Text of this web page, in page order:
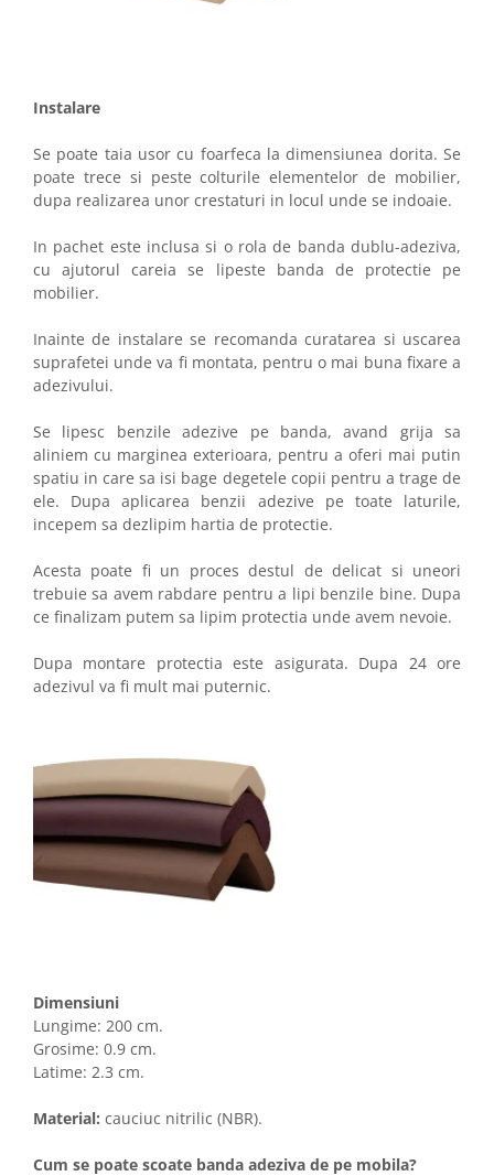
Instalare
Se poate taia usor cu foarfeca la dimensiunea dorita. Se
poate trece si peste colturile elementelor de mobilier,
dupa realizarea unor crestaturi in locul unde se indoaie.
In pachet este inclusa si o rola de banda dublu-adeziva,
cu ajutorul careia se lipeste banda de protectie pe
mobilier.
Inainte de instalare se recomanda curatarea si uscarea
suprafetei unde va fi montata, pentru o mai buna fixare a
adezivului.
Se lipesc benzile adezive pe banda, avand grija sa
aliniem cu marginea exterioara, pentru a oferi mai putin
spatiu in care sa isi bage degetele copii pentru a trage de
ele. Dupa aplicarea benzii adezive pe toate laturile,
incepem sa dezlipim hartia de protectie.
Acesta poate fi un proces destul de delicat si uneori
trebuie sa avem rabdare pentru a lipi benzile bine. Dupa
ce finalizam putem sa lipim protectia unde avem nevoie.
Dupa montare protectia este asigurata. Dupa 24 ore
adezivul va fi mult mai puternic.
Dimensiuni
Lungime: 200 cm.
Grosime: 0.9 cm.
Latime: 2.3 cm.
Material: cauciuc nitrilic (NBR).
Cum se poate scoate banda adeziva de pe mobila?